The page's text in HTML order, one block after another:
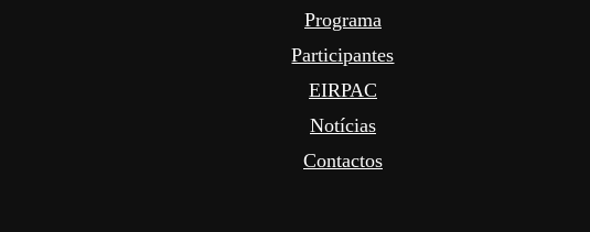
Programa
Participantes
EIRPAC
Notícias
Contactos